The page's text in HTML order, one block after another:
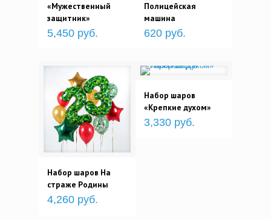
«Мужественный
защитник»
5,450 руб.
Полицейская
машина
620 руб.
Набор шаров На
страже Родины
4,260 руб.
Набор шаров
«Крепкие духом»
3,330 руб.